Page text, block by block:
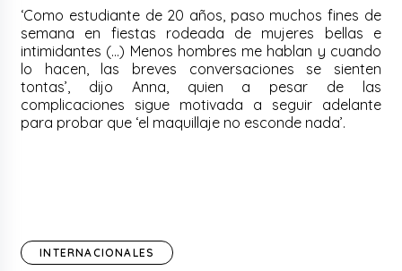
‘Como estudiante de 20 años, paso muchos fines de
semana en fiestas rodeada de mujeres bellas e
intimidantes (…) Menos hombres me hablan y cuando
lo hacen, las breves conversaciones se sienten
tontas’, dijo Anna, quien a pesar de las
complicaciones sigue motivada a seguir adelante
para probar que ‘el maquillaje no esconde nada’.
INTERNACIONALES